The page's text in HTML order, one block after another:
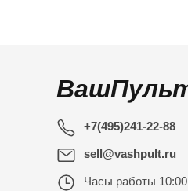
+7(495)241-22-88
sell@vashpult.ru
Часы работы